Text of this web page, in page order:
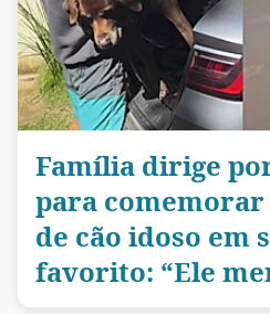
Família dirige
para
de cão idoso em
favorito: “Ele